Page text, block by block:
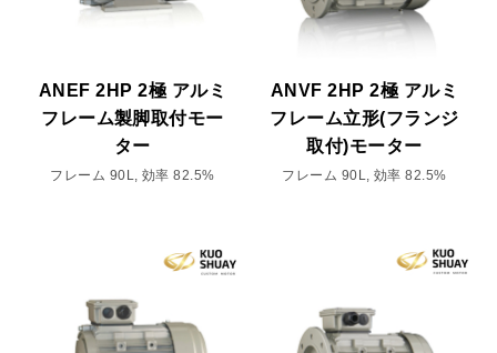
ANEF 2HP 2極 アルミ
フレーム製脚取付モー
ター
フレーム 90L, 効率 82.5%
ANVF 2HP 2極 アルミ
フレーム立形(フランジ
取付)モーター
フレーム 90L, 効率 82.5%